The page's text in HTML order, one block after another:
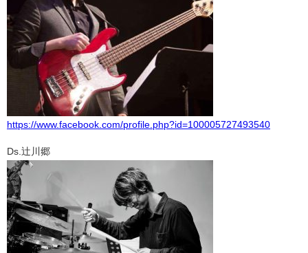
https://www.facebook.com/profile.php?id=100005727493540
Ds.辻川郷